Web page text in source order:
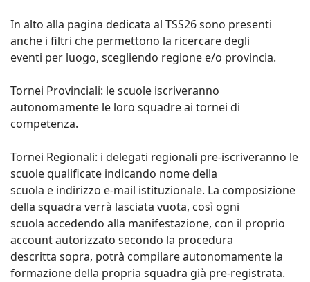
In alto alla pagina dedicata al TSS26 sono presenti
anche i filtri che permettono la ricercare degli
eventi per luogo, scegliendo regione e/o provincia.
Tornei Provinciali: le scuole iscriveranno
autonomamente le loro squadre ai tornei di
competenza.
Tornei Regionali: i delegati regionali pre-iscriveranno le
scuole qualificate indicando nome della
scuola e indirizzo e-mail istituzionale. La composizione
della squadra verrà lasciata vuota, così ogni
scuola accedendo alla manifestazione, con il proprio
account autorizzato secondo la procedura
descritta sopra, potrà compilare autonomamente la
formazione della propria squadra già pre-registrata.